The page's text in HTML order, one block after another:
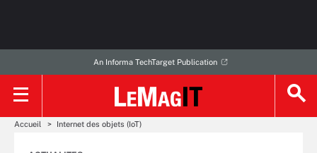
An Informa TechTarget Publication
Accueil Internet des objets (IoT)